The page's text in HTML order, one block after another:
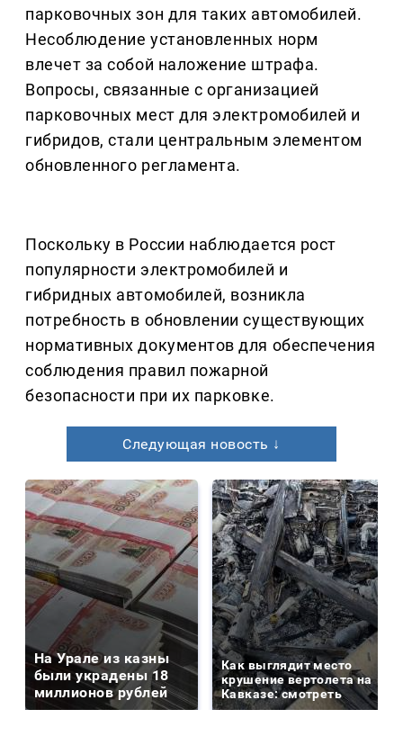
парковочных зон для таких автомобилей.
Несоблюдение установленных норм
влечет за собой наложение штрафа.
Вопросы, связанные с организацией
парковочных мест для электромобилей и
гибридов, стали центральным элементом
обновленного регламента.
Поскольку в России наблюдается рост
популярности электромобилей и
гибридных автомобилей, возникла
потребность в обновлении существующих
нормативных документов для обеспечения
соблюдения правил пожарной
безопасности при их парковке.
Следующая новость ↓
На Урале из казны
были украдены 18
миллионов рублей
Как выглядит место
крушение вертолета на
Кавказе: смотреть